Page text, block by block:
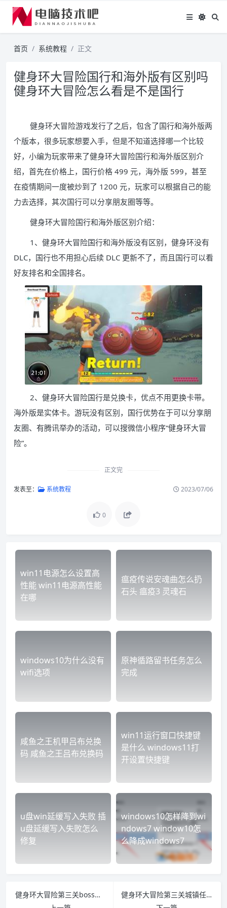
首页 系统教程 正文
健身环大冒险国行和海外版有区别吗
健身环大冒险怎么看是不是国行
健身环大冒险游戏发行了之后，包含了国行和海外版两
个版本，很多玩家想要入手，但是不知道选择哪一个比较
好，小编为玩家带来了健身环大冒险国行和海外版区别介
绍，首先在价格上，国行价格 499 元，海外版 599，甚至
在疫情期间一度被炒到了 1200 元，玩家可以根据自己的能
力去选择，其次国行可以分享朋友圈等等。
健身环大冒险国行和海外版区别介绍：
1、健身环大冒险国行和海外版没有区别，健身环没有
DLC，国行也不用担心后续 DLC 更新不了，而且国行可以看
好友排名和全国排名。
2、健身环大冒险国行是兑换卡，优点不用更换卡带。
海外版是实体卡。游玩没有区别，国行优势在于可以分享朋
友圈、有腾讯举办的活动，可以搜微信小程序“健身环大冒
险”。
正文完
发表至： 系统教程 2023/07/06
0
win11电源怎么设置高
性能 win11电源高性能
在哪
瘟疫传说安魂曲怎么扔
石头 瘟疫3 灵魂石
windows10为什么没有
wifi选项
原神循路留书任务怎么
完成
咸鱼之王机甲吕布兑换
码 咸鱼之王吕布兑换码
win11运行窗口快捷键
是什么 windows11打
开设置快捷键
u盘win延缓写入失败 插
u盘延缓写入失败怎么
修复
windows10怎样降到wi
ndows7 window10怎
么降成windows7
健身环大冒险第三关boss怎么打 健身环大冒险最后一关怎么打
健身环大冒险第三关城镇任务怎么完成 健身环大冒险中城镇任务